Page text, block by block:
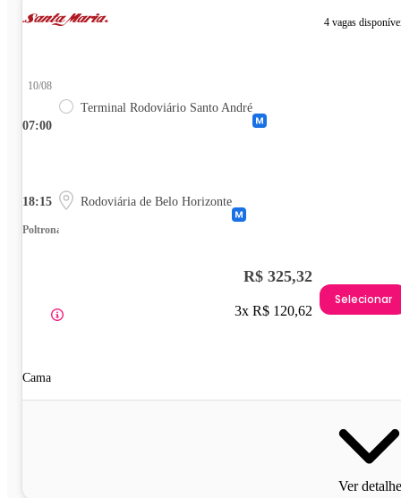
4 vagas
07:00
10/08
Terminal Rodoviário Santo André
18:15 Rodoviária de Belo Horizonte
Poltrona
Cama
R$ 325,32
3x R$ 120,62
Selecionar
Ver